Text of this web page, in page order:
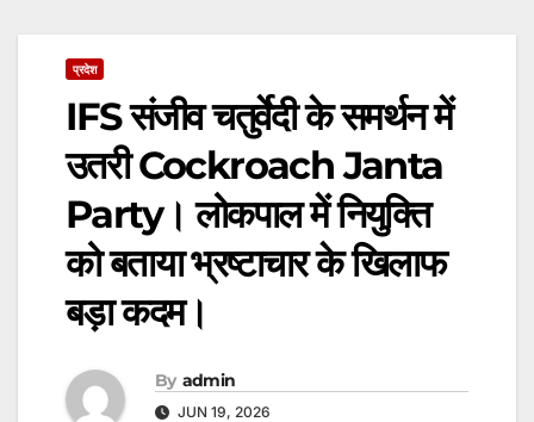
प्रदेश
IFS संजीव चतुर्वेदी के समर्थन में
उतरी Cockroach Janta
Party। लोकपाल में नियुक्ति
को बताया भ्रष्टाचार के खिलाफ
बड़ा कदम।
By admin
JUN 19, 2026